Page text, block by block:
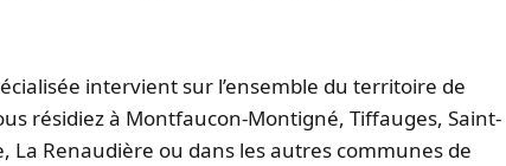
intervient sur l’ensemble du territoire de
résidiez à Montfaucon-Montigné, Tiffauges, Saint-
La Renaudière ou dans les autres communes de